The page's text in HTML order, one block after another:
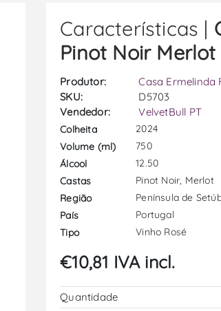
Características |
Pinot Noir
Produtor:
Casa Ermelinda
SKU:
D5703
Vendedor:
VelvetBull PT
Colheita
2024
Volume (ml)
750
Álcool
12.50
Castas
Pinot Noir, Merlot
Região
Península de
País
Portugal
Tipo
Vinho Rosé
€10,81 IVA incl.
Quantidade